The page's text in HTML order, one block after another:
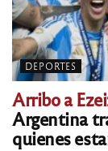
DEPORTES
Arribo a
Argentina
quienes